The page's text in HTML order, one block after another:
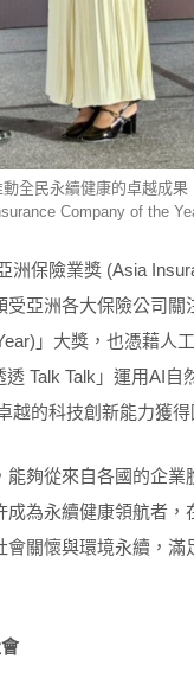
全民永續健康的卓越成
Company of the
洲保險業獎 (Asia
亞洲各大保險公司
」大獎，也憑藉人
Talk Talk」運用AI
越的科技創新能力獲得
夠從來自各國的企
為永續健康領航者，
關懷與環境永續，